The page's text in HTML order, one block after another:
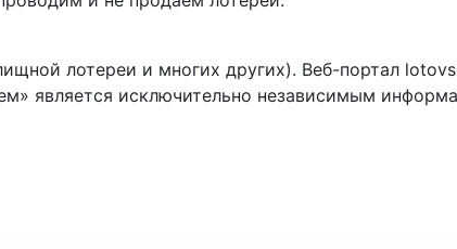
лотереи и многих других). Веб-портал
является исключительно независимым